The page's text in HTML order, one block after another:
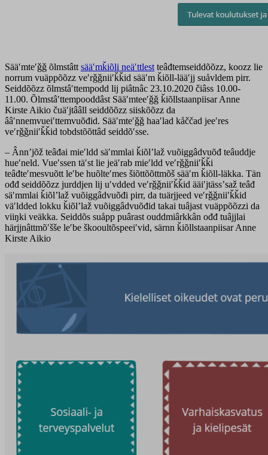
Sääʹmteʹǧǧ õlmstâtt sääʹmǩiõli neäʹttlest teâđtemseiddõõzz, koozz lie
norrum vuäppõõzz veʹrǧǧniiʹǩǩid sääʹm ǩiõll-lääʹjj suåvldem pirr.
Seiddõõzz õlmstâʹttempodd lij piâtnâc 23.10.2020 čiâss 10.00-
11.00. Õlmstâʹttempooddâst Sääʹmteeʹǧǧ ǩiõllstaanpiisar Anne
Kirste Aikio čuäʹjtââll seiddõõzz siiskõõzz da
ââʹnnemvueiʹttemvuõđid. Sääʹmteʹǧǧ haaʹlad kåččad jeeʹres
veʹrǧǧniiʹǩǩid tobdstõõttâd seiddõʹsse.
– Ânnʼjõž teâđai mieʹldd säʹmmlai ǩiõlʼlaž vuõiggâdvuõđ teâuddje
hueʹneld. Vueʹssen täʹst lie jeäʹrab mieʹldd veʹrǧǧniiʹǩǩi
teâđteʹmesvuõtt leʹbe huõlteʹmes šiõttõõttmõš sääʹm ǩiõll-läkka. Tän
ođđ seiddõõzz jurddjen lij uʹvdded veʹrǧǧniiʹǩǩid ääiʹjtässʼsaž teâđ
säʹmmlai ǩiõlʼlaž vuõiggâdvuõđi pirr, da tuärjjeed veʹrǧǧniiʹǩǩid
väʹldded lokku ǩiõlʼlaž vuõiggâdvuõđid takai tuâjast vuäppõõzzi da
viiŋki veäkka. Seiddõs suåpp puârast ouddmiârkkân ođđ tuâjjlai
härjjnâttmõʹšše leʹbe škooultõspeeiʹvid, särnn ǩiõllstaanpiisar Anne
Kirste Aikio